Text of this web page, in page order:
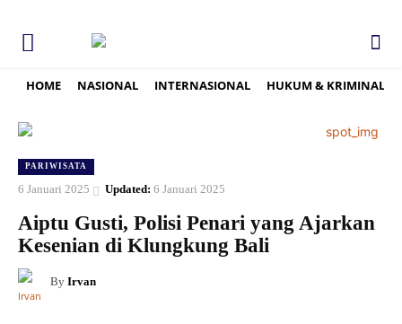
HOME NASIONAL INTERNASIONAL HUKUM & KRIMINAL
PARIWISATA
6 Januari 2025 Updated: 6 Januari 2025
Aiptu Gusti, Polisi Penari yang Ajarkan
Kesenian di Klungkung Bali
By Irvan